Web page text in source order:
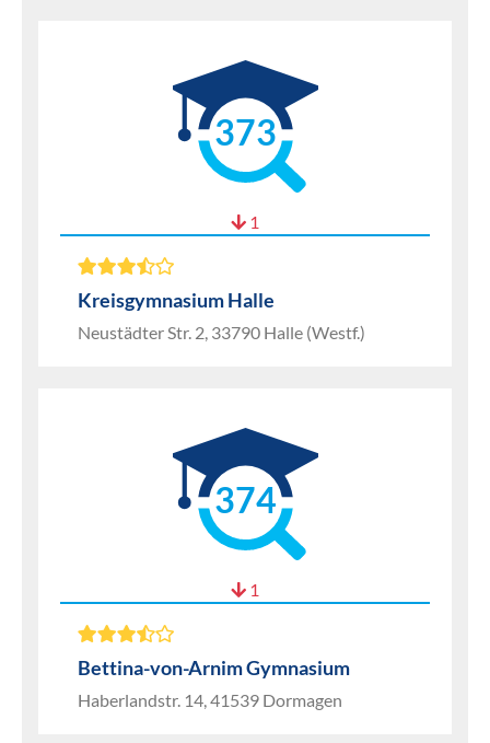
373
1
Kreisgymnasium Halle
Neustädter Str. 2, 33790 Halle (Westf.)
374
1
Bettina-von-Arnim Gymnasium
Haberlandstr. 14, 41539 Dormagen